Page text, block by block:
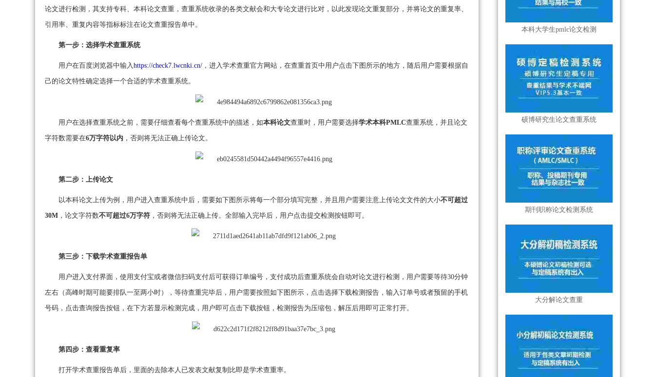
论文进行检测，其支持专科、本科论文查重，查重系统收录的各类文献会和大专论文进行比对，以此发现论文重复部分，并将论文的重复率、
引用率、重复内容等指标标注在论文查重报告单中。
第一步：选择学术查重系统
用户在百度浏览器中输入https://check7.lwcnki.cn/ ，进入学术查重官方网站，在查重首页中用户点击下图所示的地方，随后用户需要根据自
己的论文特性确定选择一个合适的学术查重系统。
用户在选择查重系统之前，需要仔细查看每个查重系统中的描述，如本科论文查重时，用户需要选择学术本科PMLC查重系统，并且论文
字符数需要在6万字符以内 ，否则将无法正确上传论文。
第二步：上传论文
以本科论文上传为例，用户进入查重系统中后，需要如下图所示将每一个部分填写完整，并且用户需要注意上传论文文件的大小不可超过
30M ，论文字符数不可超过6万字符 ，否则将无法正确上传。全部输入完毕后，用户点击提交检测按钮即可。
第三步：下载学术查重报告单
用户进入支付界面，使用支付宝或者微信扫码支付后可获得订单编号，支付成功后查重系统会自动对论文进行检测，用户需要等待30分钟
左右（高峰时期可能要排队一至两小时），等待查重完毕后，用户需要按照如下图所示，点击选择下载检测报告，输入订单号或者预留的手机
号码，点击查询报告按钮，在下方若显示检测完成，用户即可点击下载按钮，检测报告为压缩包，解压后用即可正常打开。
第四步：查看重复率
打开学术查重报告单后，里面的去除本人已发表文献复制比即是学术查重率。
本科大学生pmlc论文检测
硕博研究生论文查重系统
期刊职称论文检测系统
大分解论文查重